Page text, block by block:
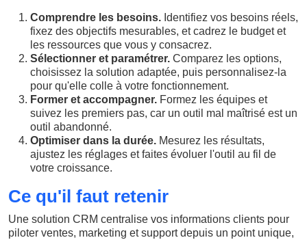
Comprendre les besoins. Identifiez vos besoins réels,
fixez des objectifs mesurables, et cadrez le budget et
les ressources que vous y consacrez.
Sélectionner et paramétrer. Comparez les options,
choisissez la solution adaptée, puis personnalisez-la
pour qu'elle colle à votre fonctionnement.
Former et accompagner. Formez les équipes et
suivez les premiers pas, car un outil mal maîtrisé est un
outil abandonné.
Optimiser dans la durée. Mesurez les résultats,
ajustez les réglages et faites évoluer l'outil au fil de
votre croissance.
Ce qu'il faut retenir
Une solution CRM centralise vos informations clients pour
piloter ventes, marketing et support depuis un point unique,